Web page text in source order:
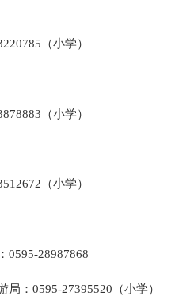
）
（小学）
）
（小学）
）
（小学）
）
28987868
：0595-27395520（小学）